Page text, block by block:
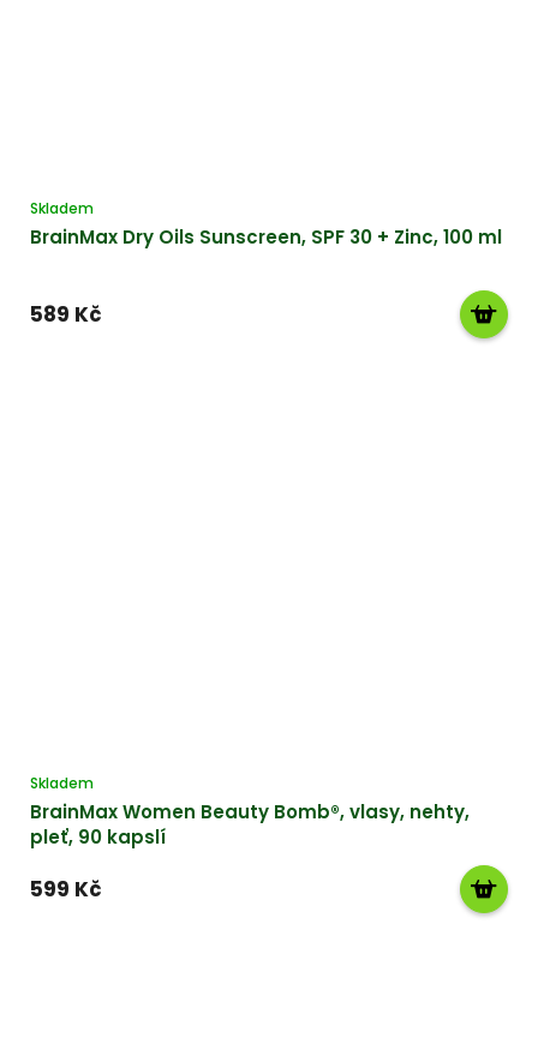
BrainMax Dry Oils Sunscreen, SPF 30 + Zinc, 100 ml
Skladem
589 Kč
BrainMax Women Beauty Bomb®, vlasy, nehty,
pleť, 90 kapslí
Skladem
599 Kč